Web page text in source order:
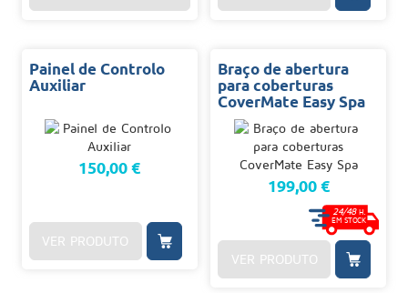
Painel de Controlo
Auxiliar
150,00 €
VER PRODUTO
Braço de abertura
para coberturas
CoverMate Easy Spa
199,00 €
24/48H.
EM STOCK
VER PRODUTO